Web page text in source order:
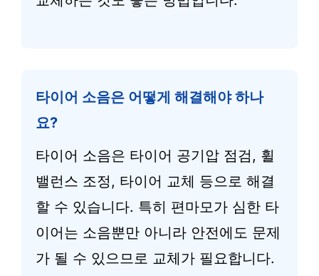
타이어 소음은 어떻게 해결해야 하나
요?
타이어 소음은 타이어 공기압 점검, 휠
밸런스 조정, 타이어 교체 등으로 해결
할 수 있습니다. 특히 편마모가 심한 타
이어는 소음뿐만 아니라 안전에도 문제
가 될 수 있으므로 교체가 필요합니다.